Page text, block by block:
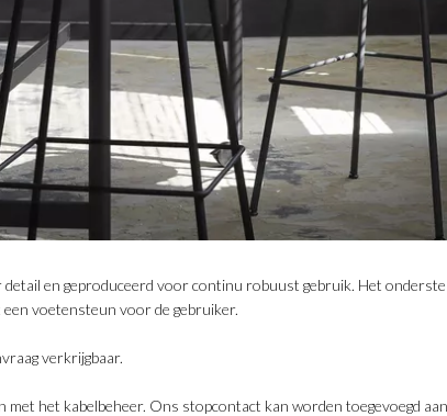
en geproduceerd voor continu robuust gebruik. Het onderste
voetensteun voor de gebruiker.
verkrijgbaar.
het kabelbeheer. Ons stopcontact kan worden toegevoegd aan